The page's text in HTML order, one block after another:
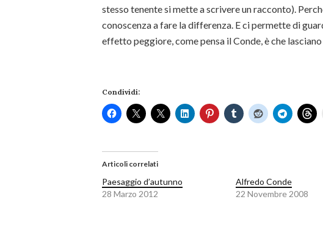
stesso tenente si mette a scrivere un racconto).
conoscenza a fare la differenza. E ci permette di
effetto peggiore, come pensa il Conde, è che
Condividi:
Articoli correlati
Paesaggio d’autunno
28 Marzo 2012
Alfredo Conde
22 Novembre 2008